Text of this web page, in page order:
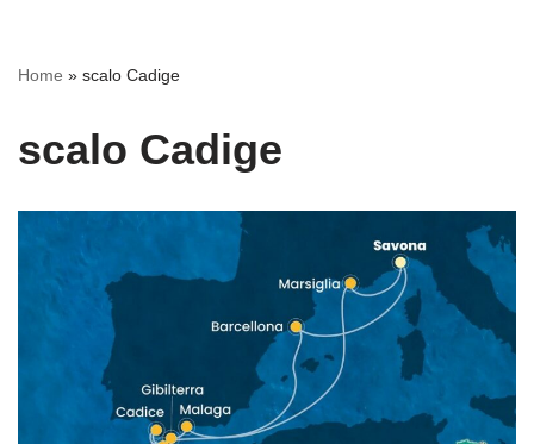
Home » scalo Cadige
scalo Cadige